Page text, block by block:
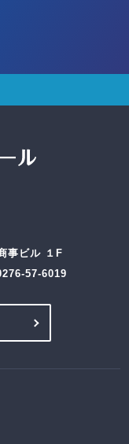
事ビル １F
57-6019